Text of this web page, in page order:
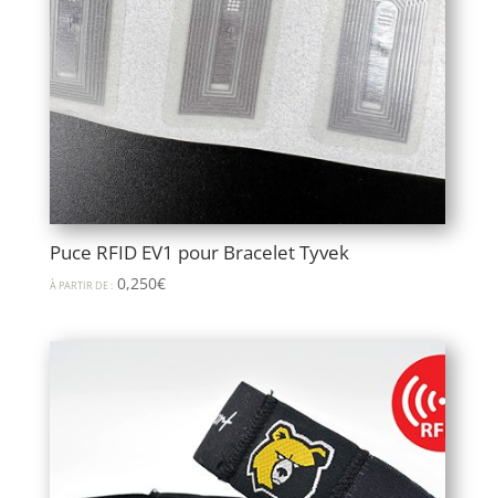
Puce RFID EV1 pour Bracelet Tyvek
À PARTIR DE : 0,250€